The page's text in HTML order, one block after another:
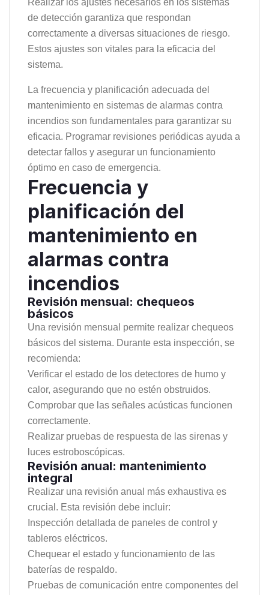
Realizar los ajustes necesarios en los sistemas
de detección garantiza que respondan
correctamente a diversas situaciones de riesgo.
Estos ajustes son vitales para la eficacia del
sistema.
La frecuencia y planificación adecuada del
mantenimiento en sistemas de alarmas contra
incendios son fundamentales para garantizar su
eficacia. Programar revisiones periódicas ayuda a
detectar fallos y asegurar un funcionamiento
óptimo en caso de emergencia.
Frecuencia y
planificación del
mantenimiento en
alarmas contra
incendios
Revisión mensual: chequeos
básicos
Una revisión mensual permite realizar chequeos
básicos del sistema. Durante esta inspección, se
recomienda:
Verificar el estado de los detectores de humo y
calor, asegurando que no estén obstruidos.
Comprobar que las señales acústicas funcionen
correctamente.
Realizar pruebas de respuesta de las sirenas y
luces estroboscópicas.
Revisión anual: mantenimiento
integral
Realizar una revisión anual más exhaustiva es
crucial. Esta revisión debe incluir:
Inspección detallada de paneles de control y
tableros eléctricos.
Chequear el estado y funcionamiento de las
baterías de respaldo.
Pruebas de comunicación entre componentes del